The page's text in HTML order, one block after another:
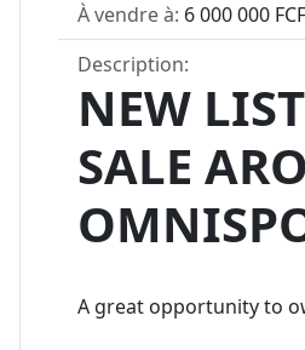
À vendre à: 6 000 000
Description:
NEW
SALE
A great opportunity to